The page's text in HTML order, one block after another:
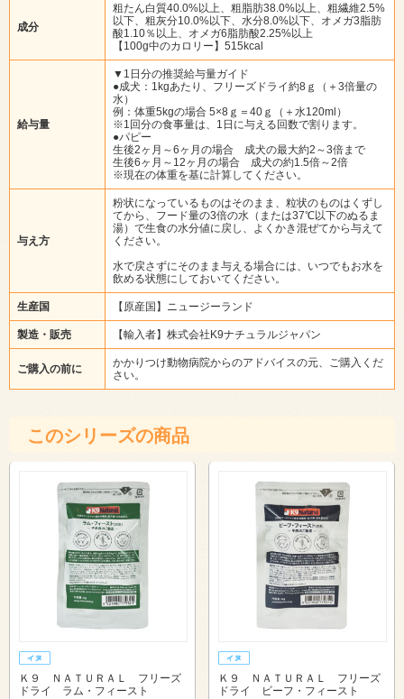
成分
粗たん白質40.0%以上、粗脂肪38.0%以上、粗繊維2.5%
以下、粗灰分10.0%以下、水分8.0%以下、オメガ3脂肪
酸1.10％以上、オメガ6脂肪酸2.25%以上
【100g中のカロリー】515kcal
給与量
▼1日分の推奨給与量ガイド
●成犬：1kgあたり、フリーズドライ約8ｇ（＋3倍量の
水）
例：体重5kgの場合 5×8ｇ＝40ｇ（＋水120ml）
※1回分の食事量は、1日に与える回数で割ります。
●パピー
生後2ヶ月～6ヶ月の場合 成犬の最大約2～3倍まで
生後6ヶ月～12ヶ月の場合 成犬の約1.5倍～2倍
※現在の体重を基に計算してください。
与え方
粉状になっているものはそのまま、粒状のものはくずし
てから、フード量の3倍の水（または37℃以下のぬるま
湯）で生食の水分値に戻し、よくかき混ぜてから与えて
ください。
水で戻さずにそのまま与える場合には、いつでもお水を
飲める状態にしておいてください。
生産国 【原産国】ニュージーランド
製造・販売 【輸入者】株式会社K9ナチュラルジャパン
ご購入の前に
かかりつけ動物病院からのアドバイスの元、ご購入くだ
さい。
このシリーズの商品
Ｋ９ ＮＡＴＵＲＡＬ フリーズ
ドライ ラム・フィースト
Ｋ９ ＮＡＴＵＲＡＬ フリーズ
ドライ ビーフ・フィースト